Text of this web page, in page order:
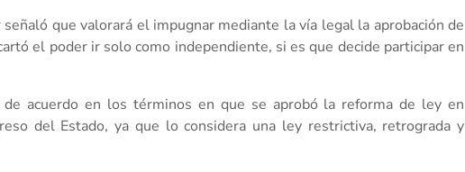
que valorará el impugnar mediante la vía legal la aprobación de
el poder ir solo como independiente, si es que decide participar en
acuerdo en los términos en que se aprobó la reforma de ley en
del Estado, ya que lo considera una ley restrictiva, retrograda y